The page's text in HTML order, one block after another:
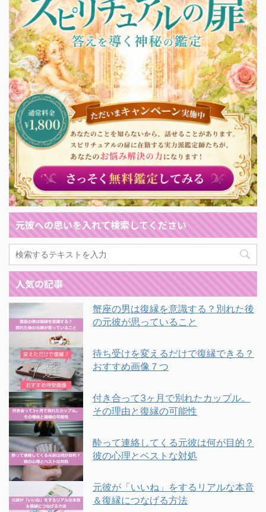
元彼への思いを入れて検索してください
人気の記事
蟹座の男は復縁を意識する？別れた後
の元彼が思っていること
待ち受けを変えるだけで復縁できる？
おすすめ画像７つ
付き合って3ヶ月で別れたカップル。
その理由と復縁の可能性
酔って連絡してくる元彼は何が目的？
彼の心理とベストな対処
元彼が「いいね」をするリアルな本音
＆復縁につなげる方法